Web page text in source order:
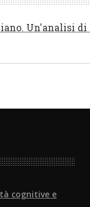
Un'analisi
cognitive e